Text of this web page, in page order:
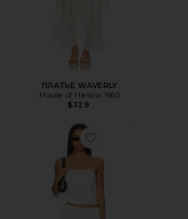
ПЛАТЬЕ WAVERLY
House of Harlow 1960
$329
Favorite НАБОР С ЮБКОЙ